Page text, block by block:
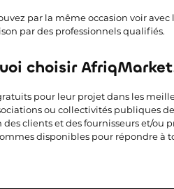
par la même occasion voir
par des professionnels qualifiés.
choisir
pour leur projet dans les
ou collectivités publiques
clients et des fournisseurs et/ou
disponibles pour répondre à